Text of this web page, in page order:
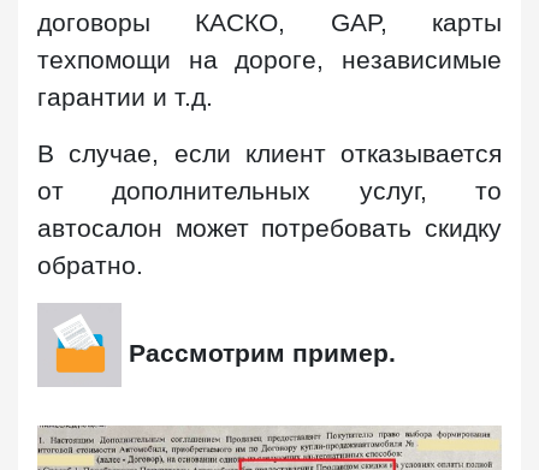
договоры КАСКО, GAP, карты
техпомощи на дороге, независимые
гарантии и т.д.
В случае, если клиент отказывается
от дополнительных услуг, то
автосалон может потребовать скидку
обратно.
Рассмотрим пример.